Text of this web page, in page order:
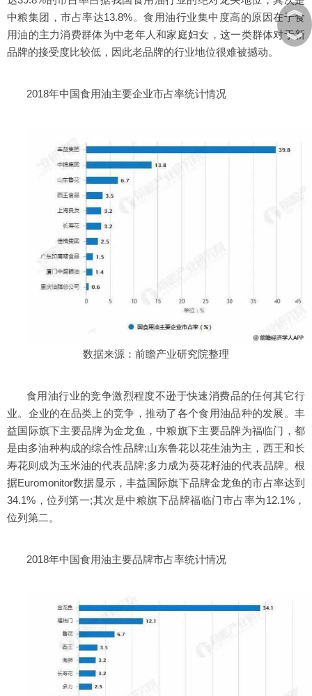
中粮集团，市占率达13.8%。食用油行业集中度高的原因在于食
用油的主力消费群体为中老年人和家庭妇女，这一类群体对于新
品牌的接受度比较低，因此老品牌的行业地位很难被撼动。
2018年中国食用油主要企业市占率统计情况
数据来源：前瞻产业研究院整理
食用油行业的竞争激烈程度不逊于快速消费品的任何其它行
业。企业的在品类上的竞争，推动了各个食用油品种的发展。丰
益国际旗下主要品牌为金龙鱼，中粮旗下主要品牌为福临门，都
是由多油种构成的综合性品牌;山东鲁花以花生油为主，西王和长
寿花则成为玉米油的代表品牌;多力成为葵花籽油的代表品牌。根
据Euromonitor数据显示，丰益国际旗下品牌金龙鱼的市占率达到
34.1%，位列第一;其次是中粮旗下品牌福临门市占率为12.1%，
位列第二。
2018年中国食用油主要品牌市占率统计情况
︽
︾